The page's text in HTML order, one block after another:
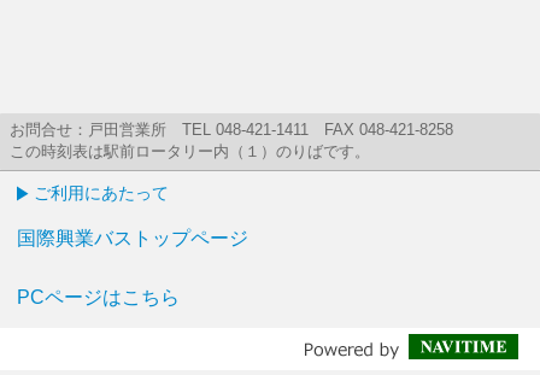
お問合せ：戸田営業所 TEL 048-421-1411 FAX 048-421-8258
この時刻表は駅前ロータリー内（１）のりばです。
ご利用にあたって
国際興業バストップページ
PCページはこちら